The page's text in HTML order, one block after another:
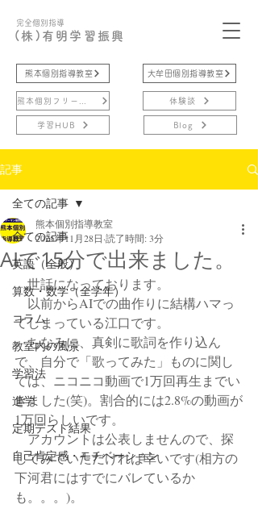
完全個別指導
(株)有明学習振興
熊本個別指導教室
学習HUB
大牟田個別指導教室
体験談
Blog
記事
全ての記事
英語（全般）
算数・数学（全学年）
コラム
教室内の風景
学習法
進学
定期テスト結果
自己肯定感・モチベーション
全ての記事
AIで15分で出来ました。
熊本個別指導教室
2025年11月28日 読了時間: 3分
世話になっております。
以前からAIでの曲作りに結構ハマっ
てしまっている江口です。
ちなみに、真剣に歌詞を作り込ん
で、自分で「歌ってみた」ものに関し
ては、ニコニコ動画で1万回再生までい
きました(笑)。割合的には2.8%の動画が
1万回らしいです。
アカウントは公表しませんので、探
してみていただければ幸いです(相方の
下河君にはすでにバレているか
も。。。)。